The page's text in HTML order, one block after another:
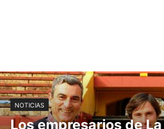
NOTICIAS
Los empresarios de